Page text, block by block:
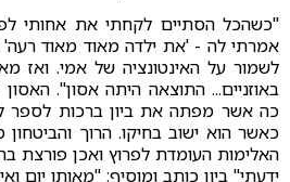
"כשהכל הסתיים לקחתי את אחותי
אמרתי לה - 'את ילדה מאוד מאוד רעה'
לשמור על האינטונציה של אמי. ואז
באוזניים... התוצאה היתה אסון".
כה אשר מפתה את ביון ברכות לספר
כאשר הוא ישוב בחיקו. הרוך
האלימות העומדת לפרוץ ואכן פורצת
ידעתי" ביון כותב ומוסיף: "מאותו יום